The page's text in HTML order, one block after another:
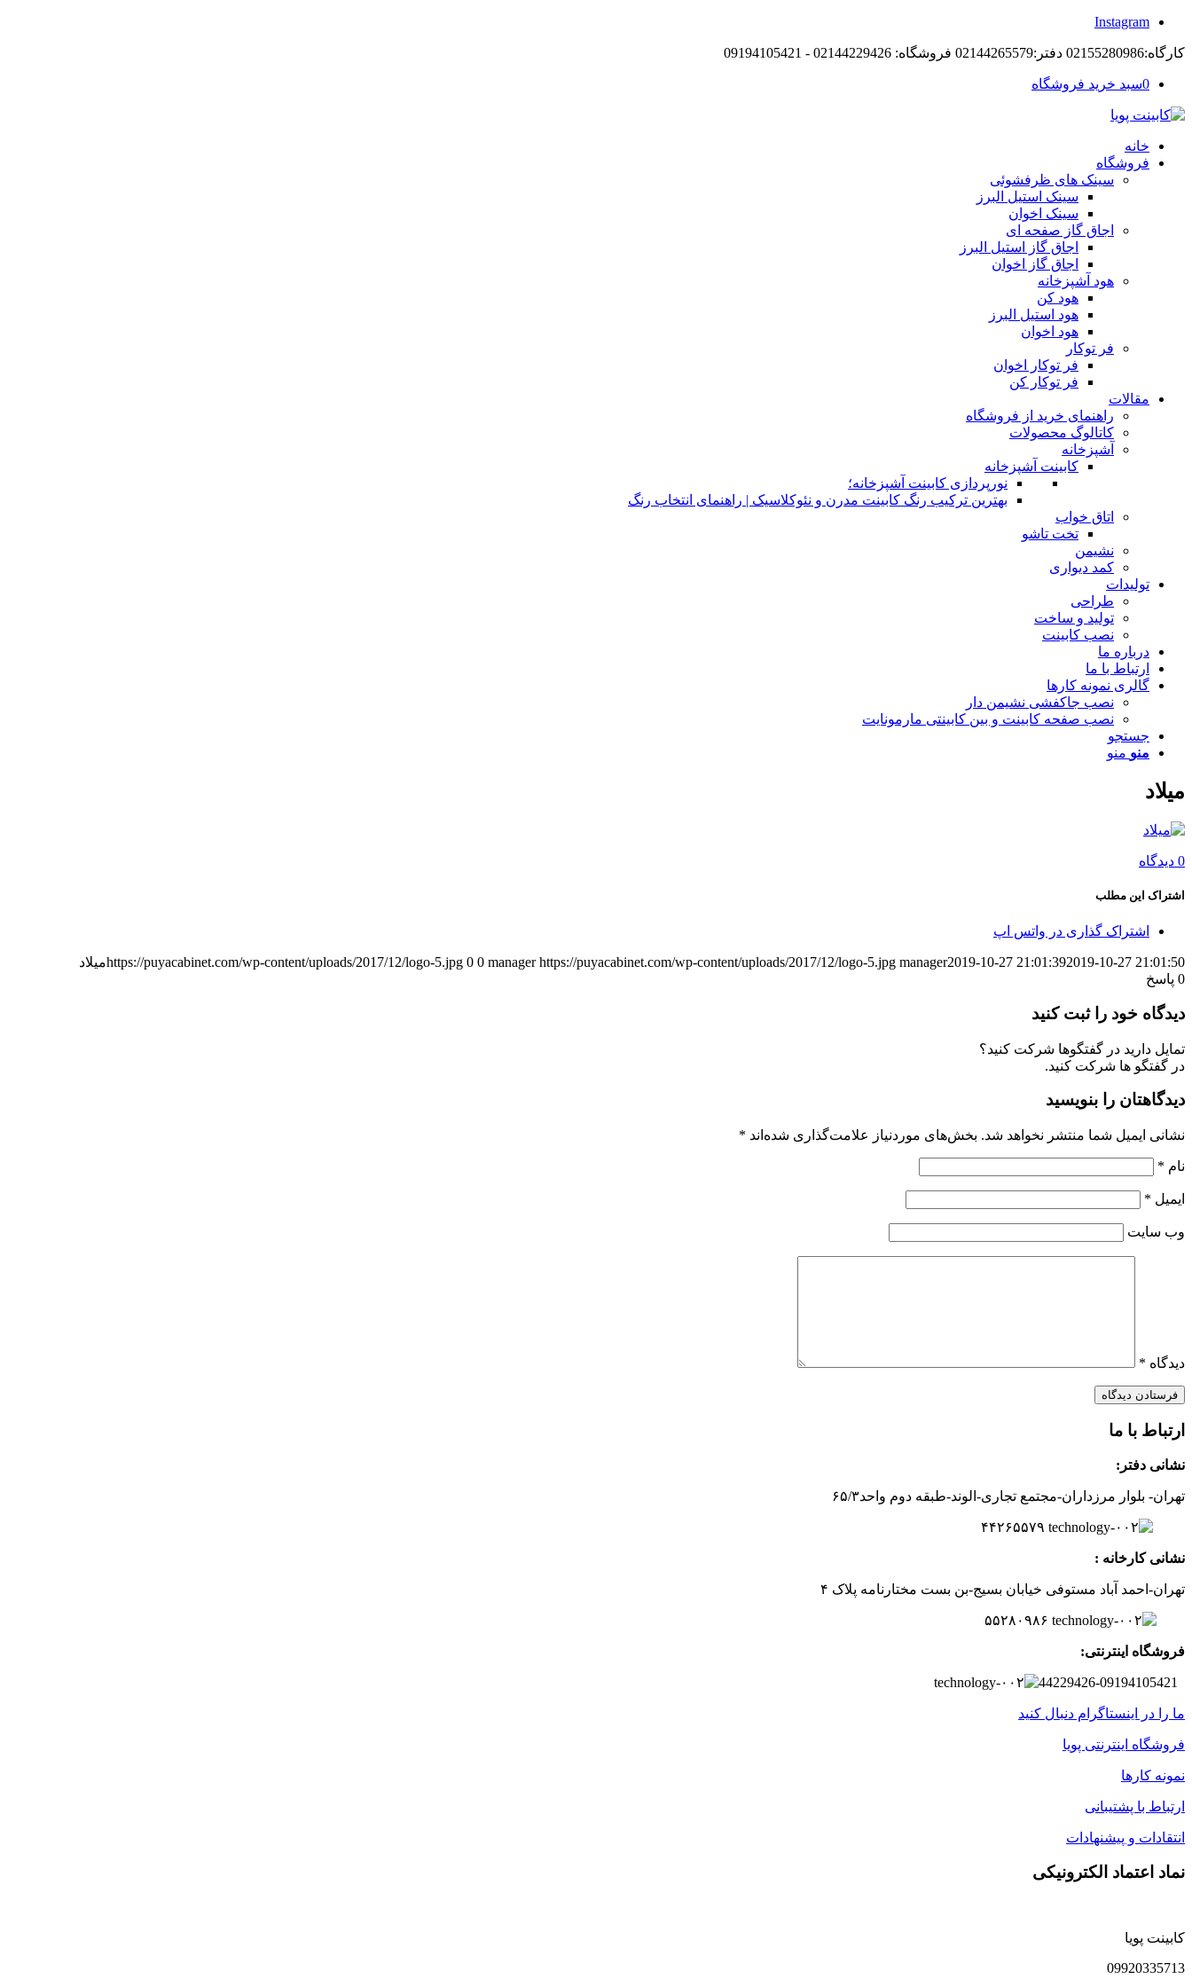
Instagram
کارگاه:02155280986 دفتر:02144265579 فروشگاه: 02144229426 - 09194105421
0سبد خرید فروشگاه
خانه
فروشگاه
سینک های ظرفشوئی
سینک استیل البرز
سینک اخوان
اجاق گاز صفحه ای
اجاق گاز استیل البرز
اجاق گاز اخوان
هود آشپزخانه
هود کن
هود استیل البرز
هود اخوان
فر توکار
فر توکار اخوان
فر توکار کن
مقالات
راهنمای خرید از فروشگاه
کاتالوگ محصولات
آشپزخانه
کابینت آشپزخانه
نورپردازی کابینت آشپزخانه؛
بهترین ترکیب رنگ کابینت مدرن و نئوکلاسیک | راهنمای انتخاب رنگ
اتاق خواب
تخت تاشو
نشیمن
کمد دیواری
تولیدات
طراحی
تولید و ساخت
نصب کابینت
درباره ما
ارتباط با ما
گالری نمونه کارها
نصب جاکفشی نشیمن دار
نصب صفحه کابینت و بین کابینتی مارمونایت
جستجو
منو منو
میلاد
0 دیدگاه
اشتراک این مطلب
اشتراک گذاری در واتس اپ
https://puyacabinet.com/wp-content/uploads/2017/12/logo-5.jpg 0 0 manager https://puyacabinet.com/wp-content/uploads/2017/12/logo-5.jpg manager2019-10-27 21:01:392019-10-27 21:01:50
میلاد
0 پاسخ
دیدگاه خود را ثبت کنید
تمایل دارید در گفتگوها شرکت کنید؟
در گفتگو ها شرکت کنید.
دیدگاهتان را بنویسید
نشانی ایمیل شما منتشر نخواهد شد. بخش‌های موردنیاز علامت‌گذاری شده‌اند *
نام *
ایمیل *
وب‌ سایت
دیدگاه *
ارتباط با ما
نشانی دفتر:
تهران- بلوار مرزداران-مجتمع تجاری-الوند-طبقه دوم واحد۶ ۵/۳
۲۶۵۵۷۹
نشانی کارخانه :
تهران- احمد آباد مستوفی خیابان بسیج-بن بست مختارنامه پلاک ۴
فروشگاه اینترنتی:
44229426-09194105421
ما را در اینستاگرام دنبال کنید
فروشگاه اینترنتی پویا
نمونه کارها
ارتباط با پشتیبانی
انتقادات و پیشنهادات
نماد اعتماد الکترونیکی
کابینت پویا
09920335713